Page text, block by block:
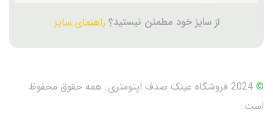
از سایز خود مطمئن نیستید؟ راهنمای سایز
©
2024 فروشگاه عینک صدف اپتومتری. همه حقوق محفوظ
است.